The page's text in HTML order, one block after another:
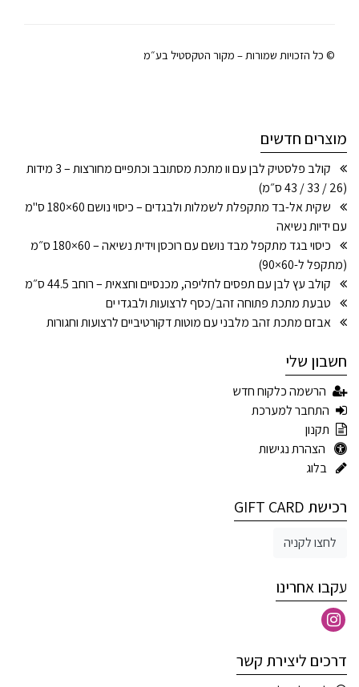
© כל הזכויות שמורות – מקור הטקסטיל בע״מ
מוצרים חדשים
קולב פלסטיק לבן עם וו מתכת מסתובב וכתפיים מחורצות – 3 מידות
(26 / 33 / 43 ס״מ)
שקית אל-בד מתקפלת לשמלות ולבגדים – כיסוי נושם 60×180 ס"מ
עם ידיות נשיאה
כיסוי בגד מתקפל מבד נושם עם רוכסן וידית נשיאה – 60×180 ס״מ
(מתקפל ל-60×90)
קולב עץ לבן עם תפסים לחליפה, מכנסיים וחצאית – רוחב 44.5 ס״מ
טבעת מתכת פתוחה זהב/כסף לרצועות ולבגדי ים
אבזם מתכת זהב מלבני עם מוטות דקורטיביים לרצועות וחגורות
חשבון שלי
הרשמה כלקוח חדש
התחבר למערכת
תקנון
הצהרת נגישות
בלוג
רכישת GIFT CARD
לחצו לקניה
עקבו אחרינו
דרכים ליצירת קשר